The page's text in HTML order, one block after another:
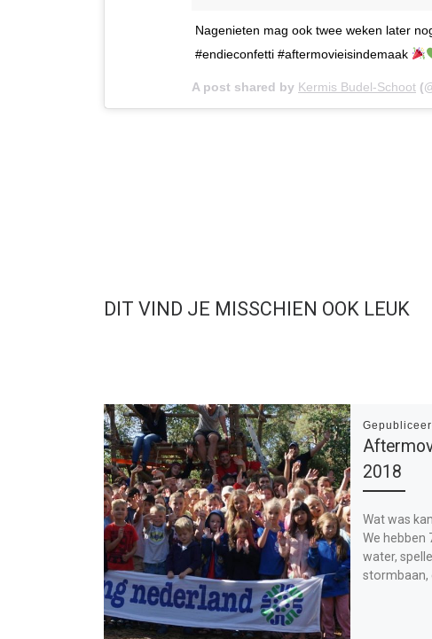
Nagenieten mag ook twee weken later
#endieconfetti #aftermovieisindemaak
A post shared by Kermis Budel-Schoot
DIT VIND JE MISSCHIEN OOK LEUK
2018
Wat was
We hebben
water,
stormbaan,